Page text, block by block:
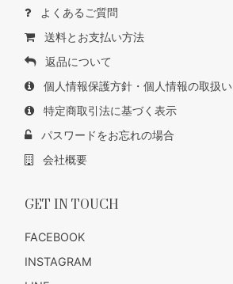
よくあるご質問
送料とお支払い方法
返品について
個人情報保護方針・個人情報の取扱い
特定商取引法に基づく表示
パスワードをお忘れの場合
会社概要
GET IN TOUCH
FACEBOOK
INSTAGRAM